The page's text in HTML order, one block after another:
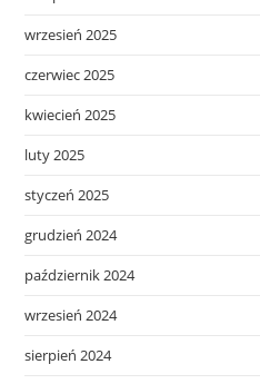
wrzesień 2025
czerwiec 2025
kwiecień 2025
luty 2025
styczeń 2025
grudzień 2024
październik 2024
wrzesień 2024
sierpień 2024